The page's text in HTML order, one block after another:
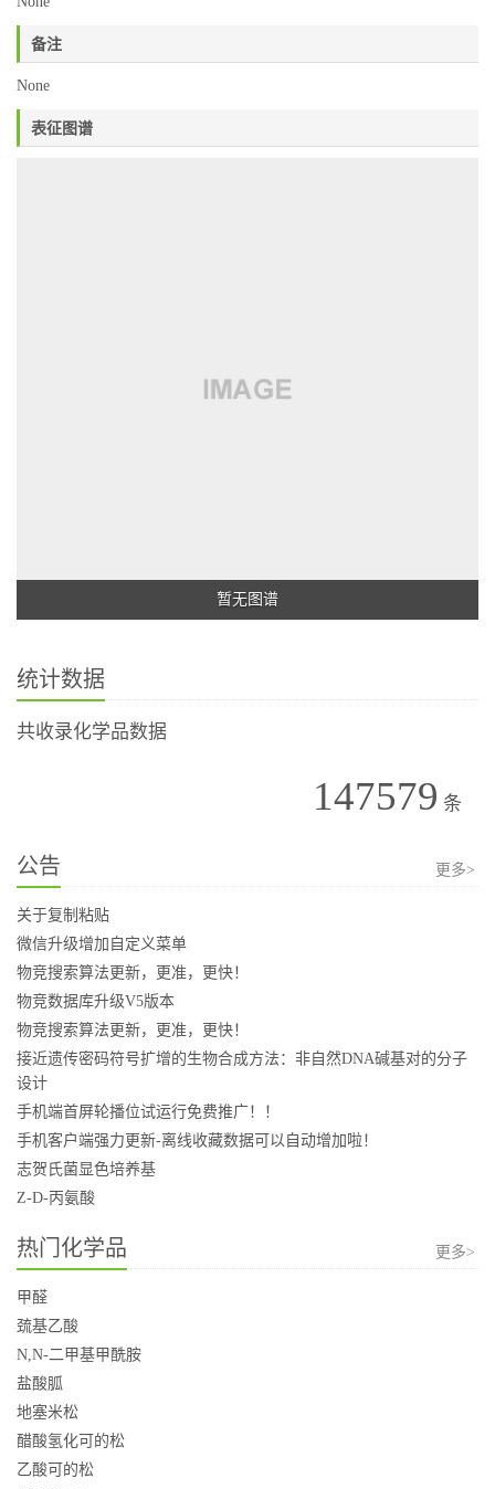
备注
None
表征图谱
暂无图谱
统计数据
共收录化学品数据
147579 条
公告 更多>
关于复制粘贴
微信升级增加自定义菜单
物竞搜索算法更新，更准，更快！
物竞数据库升级V5版本
物竞搜索算法更新，更准，更快！
接近遗传密码符号扩增的生物合成方法：非自然DNA碱基对的分子
设计
手机端首屏轮播位试运行免费推广！！
手机客户端强力更新-离线收藏数据可以自动增加啦！
志贺氏菌显色培养基
Z-D-丙氨酸
热门化学品 更多>
甲醛
巯基乙酸
N,N-二甲基甲酰胺
盐酸胍
地塞米松
醋酸氢化可的松
乙酸可的松